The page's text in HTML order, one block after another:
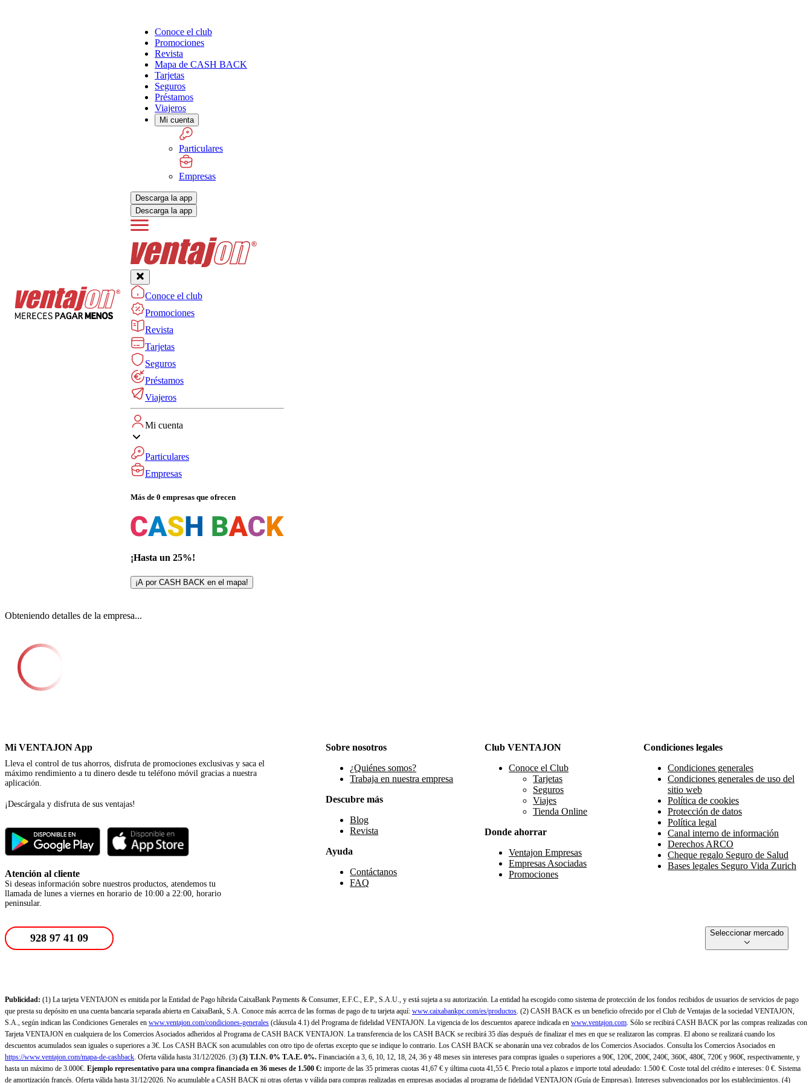
Conoce el club
Promociones
Revista
Mapa de CASH BACK
Tarjetas
Seguros
Préstamos
Viajeros
Mi cuenta
Particulares
Empresas
Descarga la app
Descarga la app
Conoce el club
Promociones
Revista
Tarjetas
Seguros
Préstamos
Viajeros
Mi cuenta
Particulares
Empresas
Más de 0 empresas que ofrecen
¡Hasta un 25%!
¡A por CASH BACK en el mapa!
Obteniendo detalles de la empresa...
Mi VENTAJON App
Lleva el control de tus ahorros, disfruta de promociones exclusivas y saca el
máximo rendimiento a tu dinero desde tu teléfono móvil gracias a nuestra
aplicación.
¡Descárgala y disfruta de sus ventajas!
Atención al cliente
Si deseas información sobre nuestros productos, atendemos tu
llamada de lunes a viernes en horario de 10:00 a 22:00, horario
peninsular.
Sobre nosotros
¿Quiénes somos?
Trabaja en nuestra empresa
Descubre más
Blog
Revista
Ayuda
Contáctanos
FAQ
Club VENTAJON
Conoce el Club
Tarjetas
Seguros
Viajes
Tienda Online
Donde ahorrar
Ventajon Empresas
Empresas Asociadas
Promociones
Condiciones legales
Condiciones generales
Condiciones generales de uso del
sitio web
Política de cookies
Protección de datos
Política legal
Canal interno de información
Derechos ARCO
Cheque regalo Seguro de Salud
Bases legales Seguro Vida Zurich
928 97 41 09 Seleccionar mercado
Publicidad: (1) La tarjeta VENTAJON es emitida por la Entidad de Pago híbrida CaixaBank Payments & Consumer, E.F.C., E.P., S.A.U., y está sujeta a su autorización. La entidad ha escogido como sistema de protección de los fondos recibidos de usuarios de servicios de pago
que presta su depósito en una cuenta bancaria separada abierta en CaixaBank, S.A. Conoce más acerca de las formas de pago de tu tarjeta aquí: www.caixabankpc.com/es/productos. (2) CASH BACK es un beneficio ofrecido por el Club de Ventajas de la sociedad VENTAJON,
S.A., según indican las Condiciones Generales en www.ventajon.com/condiciones-generales (cláusula 4.1) del Programa de fidelidad VENTAJON. La vigencia de los descuentos aparece indicada en www.ventajon.com. Sólo se recibirá CASH BACK por las compras realizadas con
Tarjeta VENTAJON en cualquiera de los Comercios Asociados adheridos al Programa de CASH BACK VENTAJON. La transferencia de los CASH BACK se recibirá 35 días después de finalizar el mes en que se realizaron las compras. El abono se realizará cuando los
descuentos acumulados sean iguales o superiores a 3€. Los CASH BACK son acumulables con otro tipo de ofertas excepto que se indique lo contrario. Los CASH BACK se abonarán una vez cobrados de los Comercios Asociados. Consulta los Comercios Asociados en
https://www.ventajon.com/mapa-de-cashback. Oferta válida hasta 31/12/2026. (3) (3) T.I.N. 0% T.A.E. 0%. Financiación a 3, 6, 10, 12, 18, 24, 36 y 48 meses sin intereses para compras iguales o superiores a 90€, 120€, 200€, 240€, 360€, 480€, 720€ y 960€, respectivamente, y
hasta un máximo de 3.000€. Ejemplo representativo para una compra financiada en 36 meses de 1.500 €: importe de las 35 primeras cuotas 41,67 € y última cuota 41,55 €. Precio total a plazos e importe total adeudado: 1.500 €. Coste total del crédito e intereses: 0 €. Sistema
de amortización francés. Oferta válida hasta 31/12/2026. No acumulable a CASH BACK ni otras ofertas y válida para compras realizadas en empresas asociadas al programa de fidelidad VENTAJON (Guía de Empresas). Intereses subvencionados por los establecimientos. (4)